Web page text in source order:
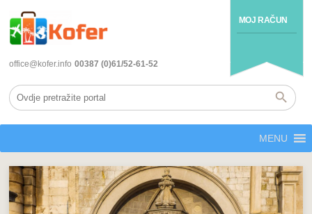
MOJ RAČUN
office@kofer.info 00387 (0)61/52-61-52
MENU